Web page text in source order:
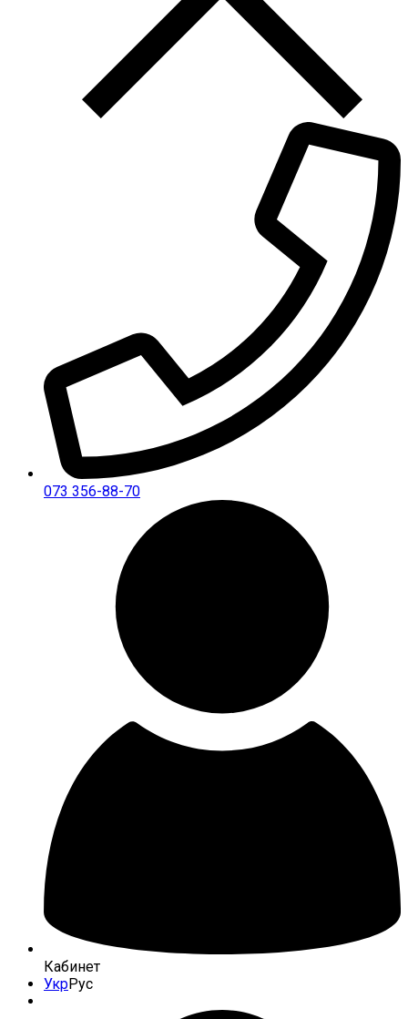
073 356-88-70
Кабинет
УкрРус